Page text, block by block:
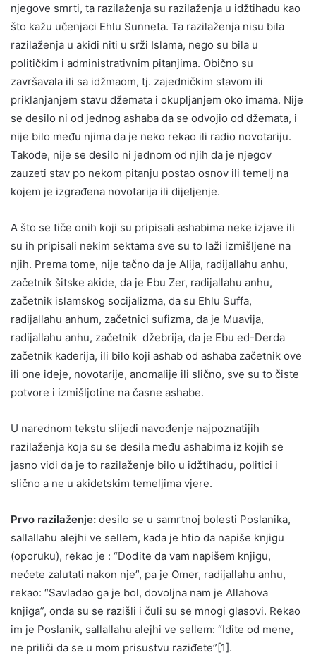
njegove smrti, ta razilaženja su razilaženja u idžtihadu kao
što kažu učenjaci Ehlu Sunneta. Ta razilaženja nisu bila
razilaženja u akidi niti u srži Islama, nego su bila u
političkim i administrativnim pitanjima. Obično su
završavala ili sa idžmaom, tj. zajedničkim stavom ili
priklanjanjem stavu džemata i okupljanjem oko imama. Nije
se desilo ni od jednog ashaba da se odvojio od džemata, i
nije bilo među njima da je neko rekao ili radio novotariju.
Takođe, nije se desilo ni jednom od njih da je njegov
zauzeti stav po nekom pitanju postao osnov ili temelj na
kojem je izgrađena novotarija ili dijeljenje.
A što se tiče onih koji su pripisali ashabima neke izjave ili
su ih pripisali nekim sektama sve su to laži izmišljene na
njih. Prema tome, nije tačno da je Alija, radijallahu anhu,
začetnik šitske akide, da je Ebu Zer, radijallahu anhu,
začetnik islamskog socijalizma, da su Ehlu Suffa,
radijallahu anhum, začetnici sufizma, da je Muavija,
radijallahu anhu, začetnik džebrija, da je Ebu ed-Derda
začetnik kaderija, ili bilo koji ashab od ashaba začetnik ove
ili one ideje, novotarije, anomalije ili slično, sve su to čiste
potvore i izmišljotine na časne ashabe.
U narednom tekstu slijedi navođenje najpoznatijih
razilaženja koja su se desila među ashabima iz kojih se
jasno vidi da je to razilaženje bilo u idžtihadu, politici i
slično a ne u akidetskim temeljima vjere.
Prvo razilaženje: desilo se u samrtnoj bolesti Poslanika,
sallallahu alejhi ve sellem, kada je htio da napiše knjigu
(oporuku), rekao je : “Dođite da vam napišem knjigu,
nećete zalutati nakon nje”, pa je Omer, radijallahu anhu,
rekao: “Savladao ga je bol, dovoljna nam je Allahova
knjiga”, onda su se razišli i čuli su se mnogi glasovi. Rekao
im je Poslanik, sallallahu alejhi ve sellem: “Idite od mene,
ne priliči da se u mom prisustvu raziđete”[1].